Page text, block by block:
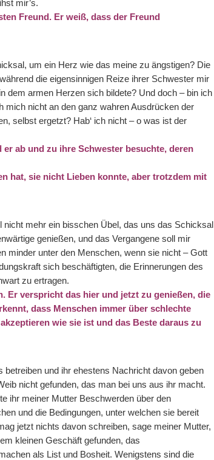
mir’s.
Freund. Er weiß, dass der Freund
um ein Herz wie das meine zu ängstigen? Die
die eigensinnigen Reize ihrer Schwester mir
dem armen Herzen sich bildete? Und doch – bin ich
mich nicht an den ganz wahren Ausdrücken der
selbst ergetzt? Hab‘ ich nicht – o was ist der
ab und zu ihre Schwester besuchte, deren
hat, sie nicht Lieben konnte, aber trotzdem mit
mehr ein bisschen Übel, das uns das Schicksal
genießen, und das Vergangene soll mir
minder unter den Menschen, wenn sie nicht – Gott
sich beschäftigten, die Erinnerungen des
zu ertragen.
Er verspricht das hier und jetzt zu genießen, die
dass Menschen immer über schlechte
wie sie ist und das Beste daraus zu
und ihr ehestens Nachricht davon geben
nicht gefunden, das man bei uns aus ihr macht.
ihr meiner Mutter Beschwerden über den
und die Bedingungen, unter welchen sie bereit
jetzt nichts davon schreiben, sage meiner Mutter,
kleinen Geschäft gefunden, das
als List und Bosheit. Wenigstens sind die